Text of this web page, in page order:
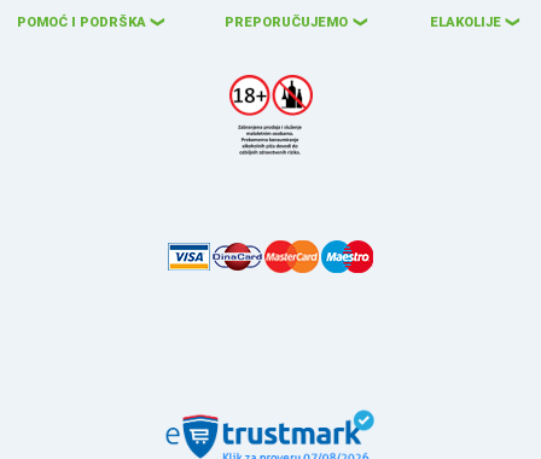
POMOĆ I PODRŠKA ❮ PREPORUČUJEMO ❮ ELAKOLIJE ❮